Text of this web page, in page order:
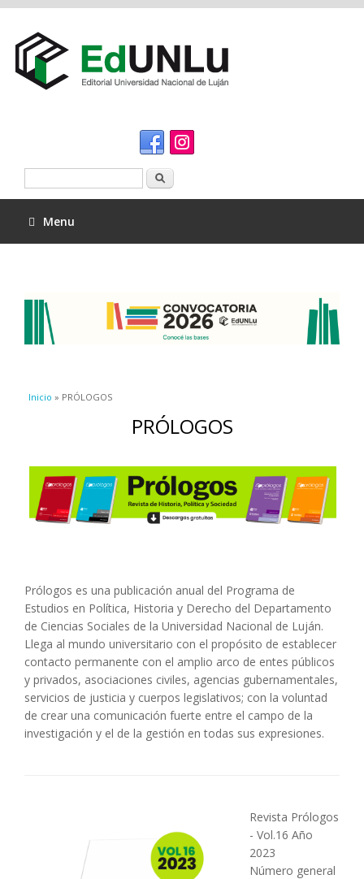
Menu
Se encuentra usted aquí
Inicio » PRÓLOGOS
PRÓLOGOS
Prólogos es una publicación anual del Programa de
Estudios en Política, Historia y Derecho del Departamento
de Ciencias Sociales de la Universidad Nacional de Luján.
Llega al mundo universitario con el propósito de establecer
contacto permanente con el amplio arco de entes públicos
y privados, asociaciones civiles, agencias gubernamentales,
servicios de justicia y cuerpos legislativos; con la voluntad
de crear una comunicación fuerte entre el campo de la
investigación y el de la gestión en todas sus expresiones.
Revista Prólogos
- Vol.16 Año
2023
Número general